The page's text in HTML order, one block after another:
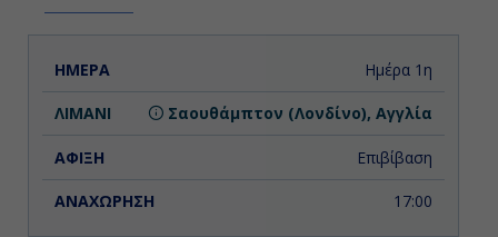
ΗΜΕΡΑ ΑΝΑΧΩΡΗΣΗ
Ημέρα 1η
Σαουθάμπτον (Λονδίνο), Αγγλία
Επιβίβαση
17:00